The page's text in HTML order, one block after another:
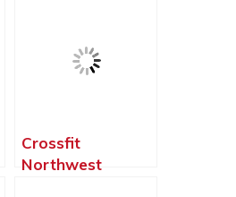
Crossfit
Northwest